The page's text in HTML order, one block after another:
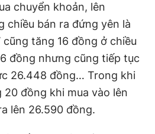
Liên hệ quảng cáo
thoại
chuyển khoản, lên
chiều bán ra đứng yên là
tăng 16 đồng ở chiều
đồng nhưng cũng tiếp tục
26.448 đồng… Trong khi
20 đồng khi mua vào lên
lên 26.590 đồng.